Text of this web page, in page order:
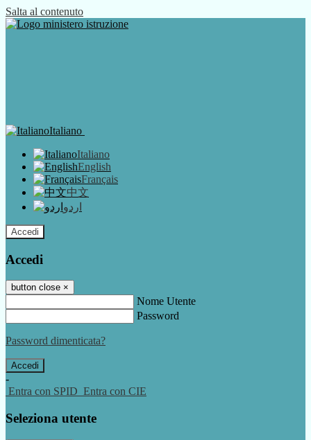
Salta al contenuto
Italiano
Italiano
English
Français
中文
اردو
Accedi
Accedi
button close ×
Nome Utente
Password
Password dimenticata?
-
Entra con SPID Entra con CIE
Seleziona utente